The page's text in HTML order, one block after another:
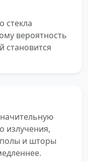
стекла
вероятность
становится
излучения,
и шторы